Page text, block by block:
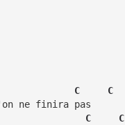
C     C
C     C